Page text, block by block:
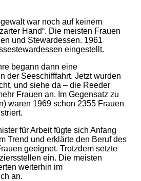
war noch auf keinem
Hand“. Die meisten Frauen
und Stewardessen. 1961
eingestellt.
begann dann eine
der Seeschifffahrt. Jetzt wurden
und siehe da – die Reeder
Frauen an. Im Gegensatz zu
waren 1969 schon 2355 Frauen
für Arbeit fügte sich Anfang
Trend und erklärte den Beruf des
geeignet. Trotzdem setzte
ein. Die meisten
weiterhin im
an.